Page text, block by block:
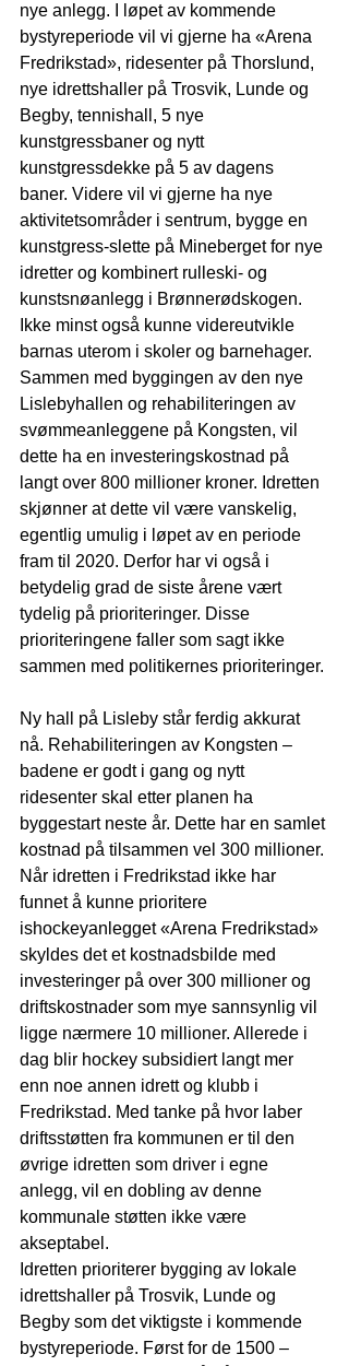
nye anlegg. I løpet av kommende
bystyreperiode vil vi gjerne ha «Arena
Fredrikstad», ridesenter på Thorslund,
nye idrettshaller på Trosvik, Lunde og
Begby, tennishall, 5 nye
kunstgressbaner og nytt
kunstgressdekke på 5 av dagens
baner. Videre vil vi gjerne ha nye
aktivitetsområder i sentrum, bygge en
kunstgress-slette på Mineberget for nye
idretter og kombinert rulleski- og
kunstsnøanlegg i Brønnerødskogen.
Ikke minst også kunne videreutvikle
barnas uterom i skoler og barnehager.
Sammen med byggingen av den nye
Lislebyhallen og rehabiliteringen av
svømmeanleggene på Kongsten, vil
dette ha en investeringskostnad på
langt over 800 millioner kroner. Idretten
skjønner at dette vil være vanskelig,
egentlig umulig i løpet av en periode
fram til 2020. Derfor har vi også i
betydelig grad de siste årene vært
tydelig på prioriteringer. Disse
prioriteringene faller som sagt ikke
sammen med politikernes prioriteringer.
Ny hall på Lisleby står ferdig akkurat
nå. Rehabiliteringen av Kongsten –
badene er godt i gang og nytt
ridesenter skal etter planen ha
byggestart neste år. Dette har en samlet
kostnad på tilsammen vel 300 millioner.
Når idretten i Fredrikstad ikke har
funnet å kunne prioritere
ishockeyanlegget «Arena Fredrikstad»
skyldes det et kostnadsbilde med
investeringer på over 300 millioner og
driftskostnader som mye sannsynlig vil
ligge nærmere 10 millioner. Allerede i
dag blir hockey subsidiert langt mer
enn noe annen idrett og klubb i
Fredrikstad. Med tanke på hvor laber
driftsstøtten fra kommunen er til den
øvrige idretten som driver i egne
anlegg, vil en dobling av denne
kommunale støtten ikke være
akseptabel.
Idretten prioriterer bygging av lokale
idrettshaller på Trosvik, Lunde og
Begby som det viktigste i kommende
bystyreperiode. Først for de 1500 –